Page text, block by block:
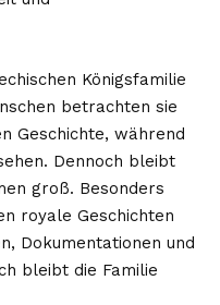
Königsfamilie
betrachten sie
Geschichte, während
Dennoch bleibt
groß. Besonders
royale Geschichten
Dokumentationen und
bleibt die Familie